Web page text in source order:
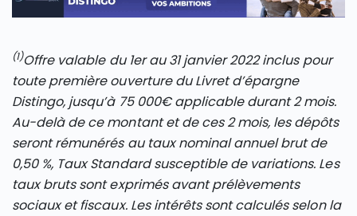
(1)Offre valable du 1er au 31 janvier 2022 inclus pour
toute première ouverture du Livret d’épargne
Distingo, jusqu’à 75 000€ applicable durant 2 mois.
Au-delà de ce montant et de ces 2 mois, les dépôts
seront rémunérés au taux nominal annuel brut de
0,50 %, Taux Standard susceptible de variations. Les
taux bruts sont exprimés avant prélèvements
sociaux et fiscaux. Les intérêts sont calculés selon la